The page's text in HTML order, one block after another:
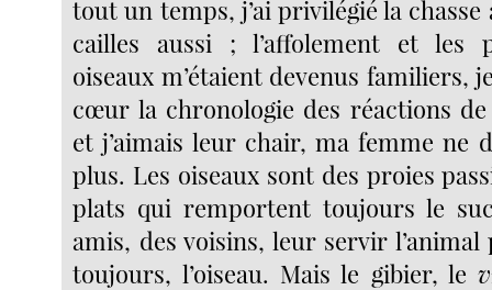
tout un temps, j’ai privilégié la chasse
cailles aussi ; l’affolement et les
oiseaux m’étaient devenus familiers,
cœur la chronologie des réactions
et j’aimais leur chair, ma femme ne
plus. Les oiseaux sont des proies
plats qui remportent toujours le
amis, des voisins, leur servir
toujours, l’oiseau. Mais le gibier, le